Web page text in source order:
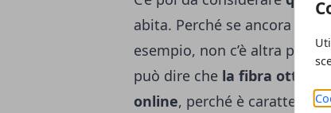
abita. Perché se ancora non
esempio, non c’è altra
può dire che la fibra ottica
online, perché è